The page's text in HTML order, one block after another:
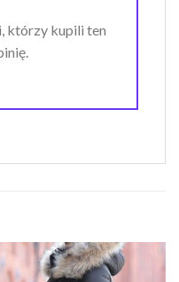
którzy kupili ten